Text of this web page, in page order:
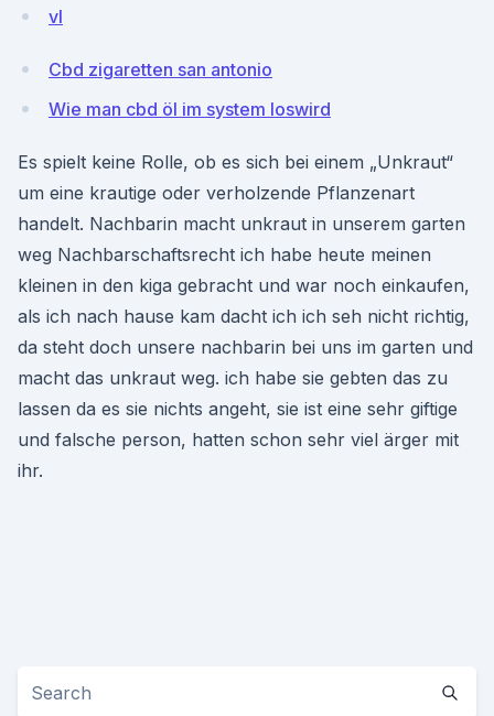
vI
Cbd zigaretten san antonio
Wie man cbd öl im system loswird
Es spielt keine Rolle, ob es sich bei einem „Unkraut“
um eine krautige oder verholzende Pflanzenart
handelt. Nachbarin macht unkraut in unserem garten
weg Nachbarschaftsrecht ich habe heute meinen
kleinen in den kiga gebracht und war noch einkaufen,
als ich nach hause kam dacht ich ich seh nicht richtig,
da steht doch unsere nachbarin bei uns im garten und
macht das unkraut weg. ich habe sie gebten das zu
lassen da es sie nichts angeht, sie ist eine sehr giftige
und falsche person, hatten schon sehr viel ärger mit
ihr.